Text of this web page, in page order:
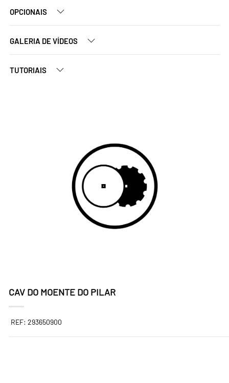
OPCIONAIS
GALERIA DE VÍDEOS
TUTORIAIS
CAV DO MOENTE DO PILAR
REF: 293650900